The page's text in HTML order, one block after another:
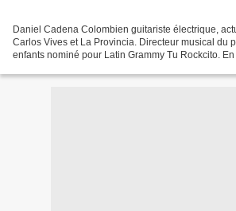
Daniel Cadena Colombien guitariste électrique,
Carlos Vives et La Provincia. Directeur musical du
enfants nominé pour Latin Grammy Tu Rockcito.